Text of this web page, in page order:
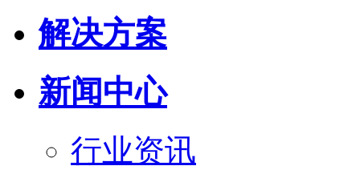
解决方案
新闻中心
行业资讯